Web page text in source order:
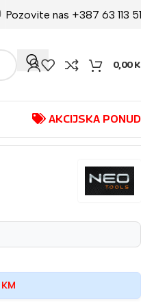
Pozovite nas +387 63 113
0,00
AKCIJSKA
KM